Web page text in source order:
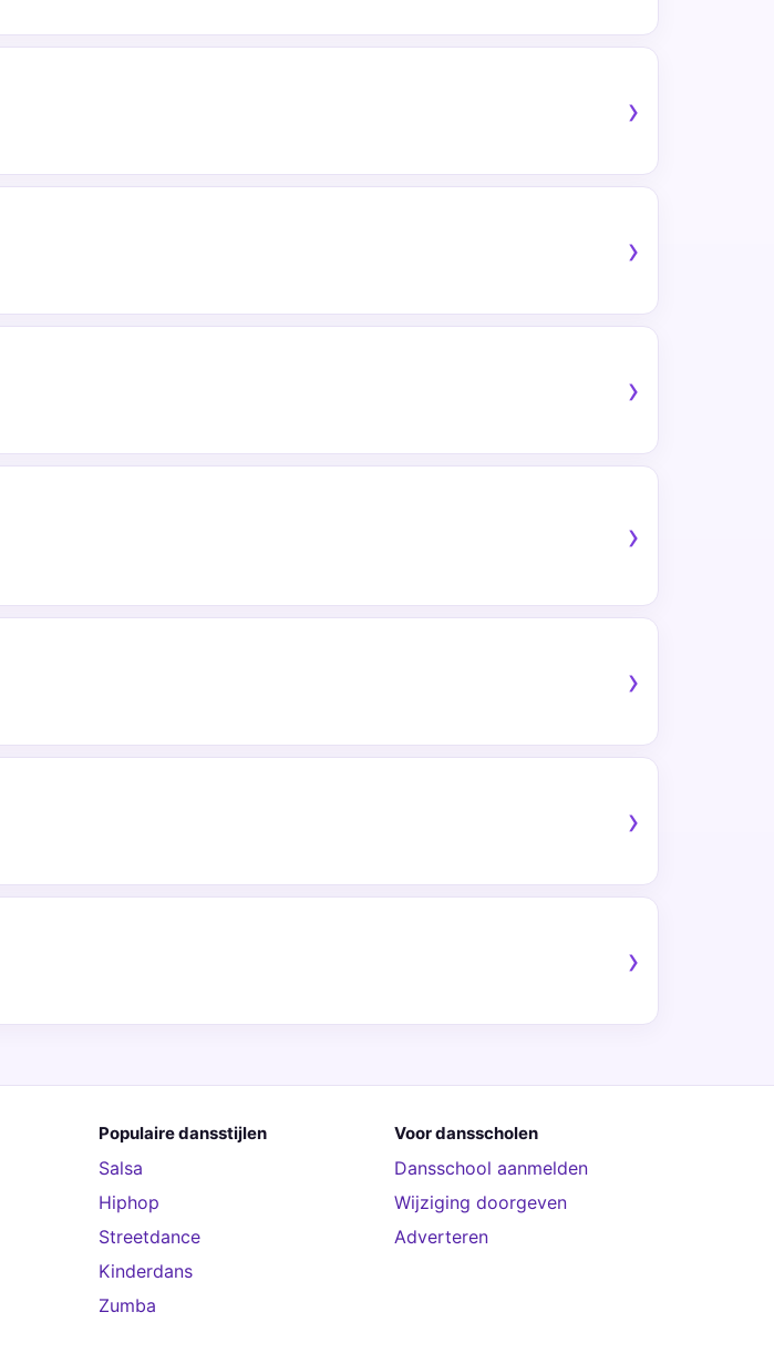
Populaire dansstijlen
Salsa
Hiphop
Streetdance
Kinderdans
Zumba
Voor dansscholen
Dansschool aanmelden
Wijziging doorgeven
Adverteren